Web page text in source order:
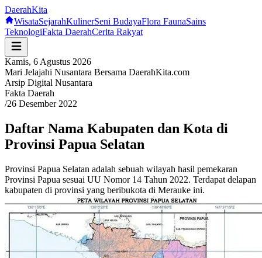
DaerahKita
WisataSejarahKulinerSeni BudayaFlora FaunaSains
TeknologiFakta DaerahCerita Rakyat
Kamis, 6 Agustus 2026
Mari Jelajahi Nusantara Bersama DaerahKita.com
Arsip Digital Nusantara
Fakta Daerah
/26 Desember 2022
Daftar Nama Kabupaten dan Kota di
Provinsi Papua Selatan
Provinsi Papua Selatan adalah sebuah wilayah hasil pemekaran
Provinsi Papua sesuai UU Nomor 14 Tahun 2022. Terdapat delapan
kabupaten di provinsi yang beribukota di Merauke ini.